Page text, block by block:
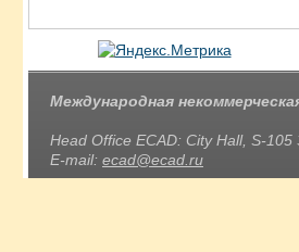
Международная
Head Office ECAD: City Hall, S-105
E-mail: ecad@ecad.ru